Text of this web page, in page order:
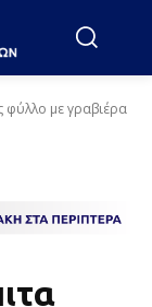
φύλλο με γραβιέρα